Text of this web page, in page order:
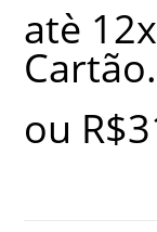
atè
Cartão.
ou R$